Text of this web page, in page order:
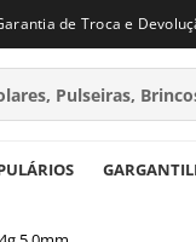
de Troca e